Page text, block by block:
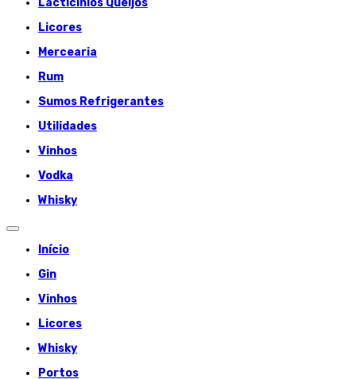
Lacticinios Queijos
Licores
Mercearia
Rum
Sumos Refrigerantes
Utilidades
Vinhos
Vodka
Whisky
Início
Gin
Vinhos
Licores
Whisky
Portos